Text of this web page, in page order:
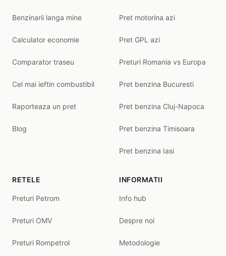
Benzinarii langa mine
Calculator economie
Comparator traseu
Cel mai ieftin combustibil
Raporteaza un pret
Blog
Pret motorina azi
Pret GPL azi
Preturi Romania vs Europa
Pret benzina Bucuresti
Pret benzina Cluj-Napoca
Pret benzina Timisoara
Pret benzina Iasi
RETELE
Preturi Petrom
Preturi OMV
Preturi Rompetrol
INFORMATII
Info hub
Despre noi
Metodologie